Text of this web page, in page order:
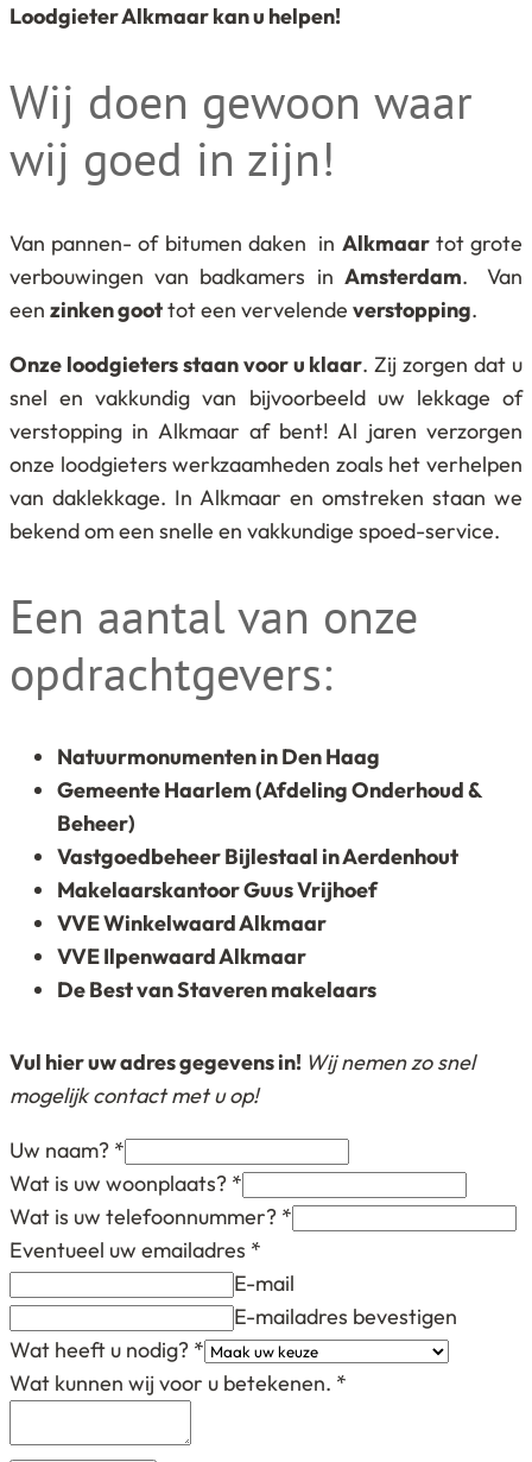
Loodgieter Alkmaar kan u helpen!
Wij doen gewoon waar
wij goed in zijn!
Van pannen- of bitumen daken in Alkmaartot grote
verbouwingen van badkamers in Amsterdam.
Van
een zinken goottot een vervelende verstopping.
Onze loodgieters staan voor u klaar. Zij zorgen dat u
snel en vakkundig van bijvoorbeeld uw lekkage of
verstopping in Alkmaar af bent! Al jaren verzorgen
onze loodgieters werkzaamheden zoals het verhelpen
van daklekkage. In Alkmaar en omstreken staan we
bekend om een snelle en vakkundige spoed-service.
Een aantal van onze
opdrachtgevers:
Natuurmonumenten in Den Haag
Gemeente Haarlem (Afdeling Onderhoud &
Beheer)
Vastgoedbeheer Bijlestaal in Aerdenhout
Makelaarskantoor Guus Vrijhoef
VVE Winkelwaard Alkmaar
VVE Ilpenwaard Alkmaar
De Best van Staveren makelaars
Vul hier uw adres gegevens in! Wij nemen zo snel
mogelijk contact met u op!
Uw naam? *
Wat is uw woonplaats? *
Wat is uw telefoonnummer? *
Eventueel uw emailadres *
E-mail
E-mailadres bevestigen
Wat heeft u nodig? *
Wat kunnen wij voor u betekenen. *